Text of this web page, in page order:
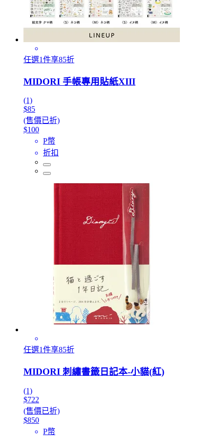
任選1件享85折
MIDORI 手帳專用貼紙XIII
(1)
$85
(售價已折)
$100
P幣
折扣
任選1件享85折
MIDORI 刺繡書籤日記本-小貓(紅)
(1)
$722
(售價已折)
$850
P幣